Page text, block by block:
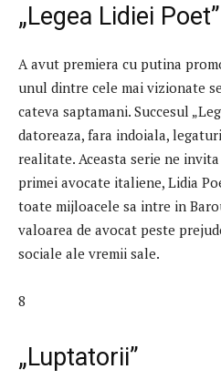
„Legea Lidiei Poet”
A avut premiera cu putina
unul dintre cele mai vizionate
cateva saptamani. Succesul
datoreaza, fara indoiala,
realitate. Aceasta serie ne
primei avocate italiene, Lidia
toate mijloacele sa intre in
valoarea de avocat peste
sociale ale vremii sale.
8
„Luptatorii”